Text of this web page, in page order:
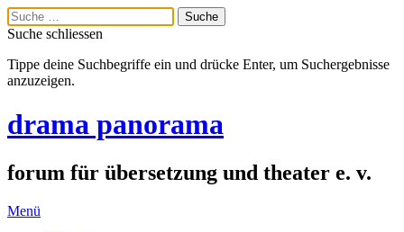
Suche schliessen
Tippe deine Suchbegriffe ein und drücke Enter, um Suchergebnisse
anzuzeigen.
drama panorama
forum für übersetzung und theater e. v.
Menü